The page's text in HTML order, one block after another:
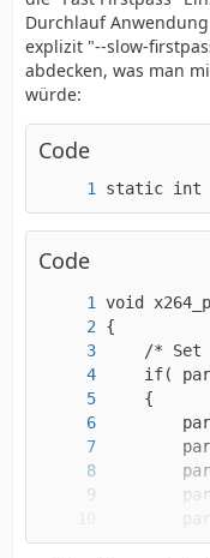
Durchlauf
explizit "--slow-
abdecken, was man
würde:
Code
static int
Code